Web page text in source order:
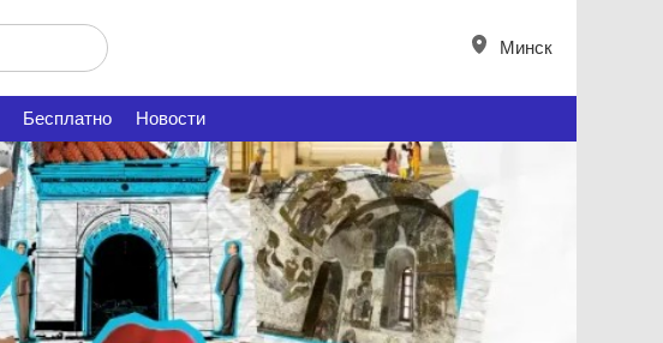
Минск
Бесплатно Новости